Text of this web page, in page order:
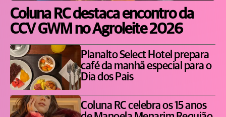
Coluna RC destaca encontro da
CCV GWM no Agroleite 2026
Planalto Select Hotel prepara
café da manhã especial para o
Dia dos Pais
Coluna RC celebra os 15 anos